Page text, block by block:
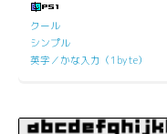
クール
シンプル
英字／かな入力（1byte）